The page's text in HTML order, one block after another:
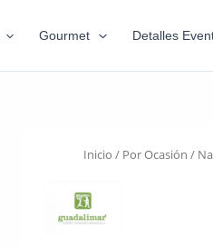
Gourmet Detalles
Inicio / Por Ocasión /